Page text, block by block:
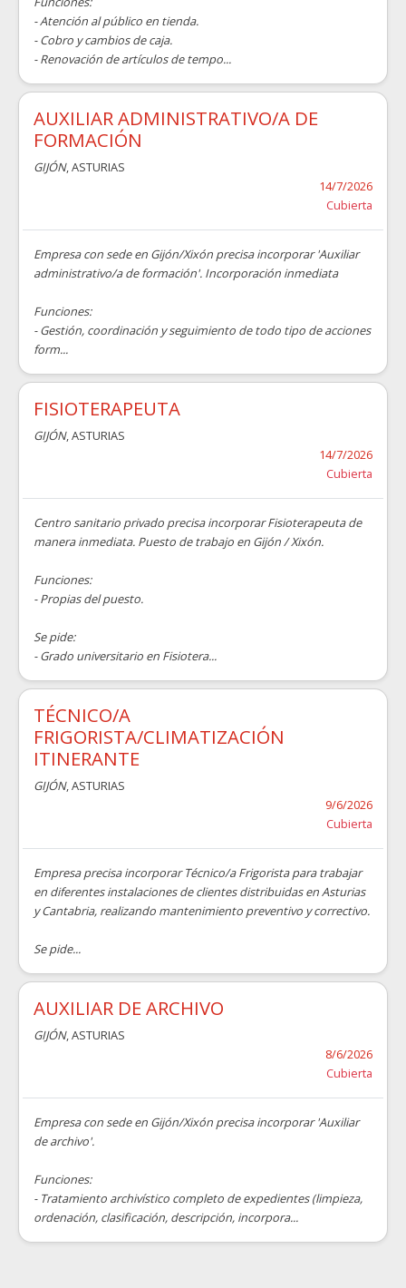
- Atención al público en tienda.
- Cobro y cambios de caja.
- Renovación de artículos de tempo...
AUXILIAR ADMINISTRATIVO/A DE
FORMACIÓN
GIJÓN, ASTURIAS
14/7/2026
Cubierta
Empresa con sede en Gijón/Xixón precisa incorporar 'Auxiliar
administrativo/a de formación'. Incorporación inmediata
Funciones:
- Gestión, coordinación y seguimiento de todo tipo de acciones
form...
FISIOTERAPEUTA
GIJÓN, ASTURIAS
14/7/2026
Cubierta
Centro sanitario privado precisa incorporar Fisioterapeuta de
manera inmediata. Puesto de trabajo en Gijón / Xixón.
Funciones:
- Propias del puesto.
Se pide:
- Grado universitario en Fisiotera...
TÉCNICO/A
FRIGORISTA/CLIMATIZACIÓN
ITINERANTE
GIJÓN, ASTURIAS
9/6/2026
Cubierta
Empresa precisa incorporar Técnico/a Frigorista para trabajar
en diferentes instalaciones de clientes distribuidas en Asturias
y Cantabria, realizando mantenimiento preventivo y correctivo.
Se pide...
AUXILIAR DE ARCHIVO
GIJÓN, ASTURIAS
8/6/2026
Cubierta
Empresa con sede en Gijón/Xixón precisa incorporar 'Auxiliar
de archivo'.
Funciones:
- Tratamiento archivístico completo de expedientes (limpieza,
ordenación, clasificación, descripción, incorpora...